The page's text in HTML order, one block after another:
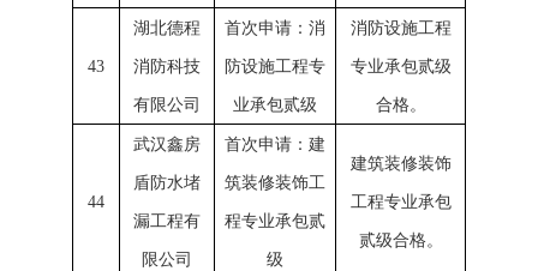
43
湖北德程
消防科技
有限公司
首次申请：消
防设施工程专
业承包贰级
消防设施工程
专业承包贰级
合格。
44
武汉鑫房
盾防水堵
漏工程有
限公司
首次申请：建
筑装修装饰工
程专业承包贰
级
建筑装修装饰
工程专业承包
贰级合格。